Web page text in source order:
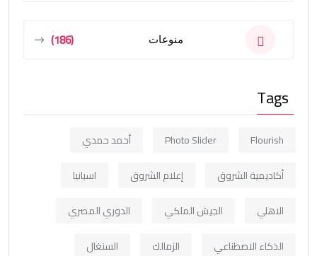
منوعات (186)
Tags
Flourish
Photo Slider
أحمد حمدي
أكاديمية الشروق
إعلام الشروق
اسبانيا
الاهلي
الجيش الملكي
الدوري المصري
الذكاء الاصطناعي
الزمالك
السنغال